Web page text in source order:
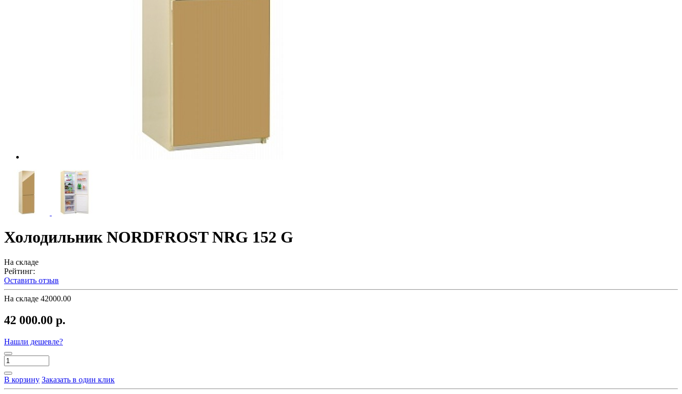
Холодильник NORDFROST NRG 152 G
На складе
Рейтинг:
Оставить отзыв
На складе 42000.00
42 000.00 р.
Нашли дешевле?
В корзину Заказать в один клик